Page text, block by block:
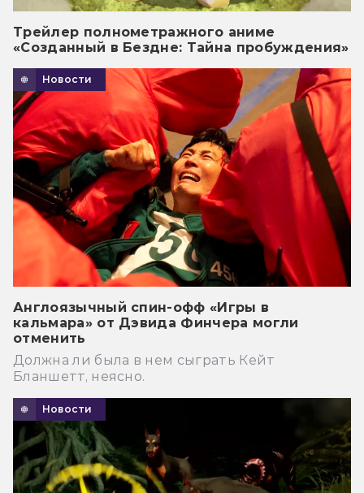
Трейлер полнометражного аниме
«Созданный в Бездне: Тайна пробуждения»
Новости
Англоязычный спин-офф «Игры в
кальмара» от Дэвида Финчера могли
отменить
Должна ли была в нем сыграть Кейт
Бланшетт, неясно.
Новости